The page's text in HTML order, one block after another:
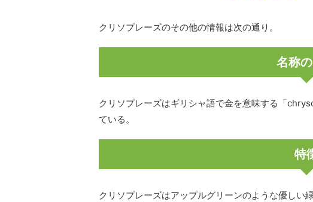
クリソプレーズのその他の情報は次の通り。
名称
クリソプレーズはギリシャ語で金を意味する「
ている。
特
クリソプレーズはアップルグリーンのような優しい